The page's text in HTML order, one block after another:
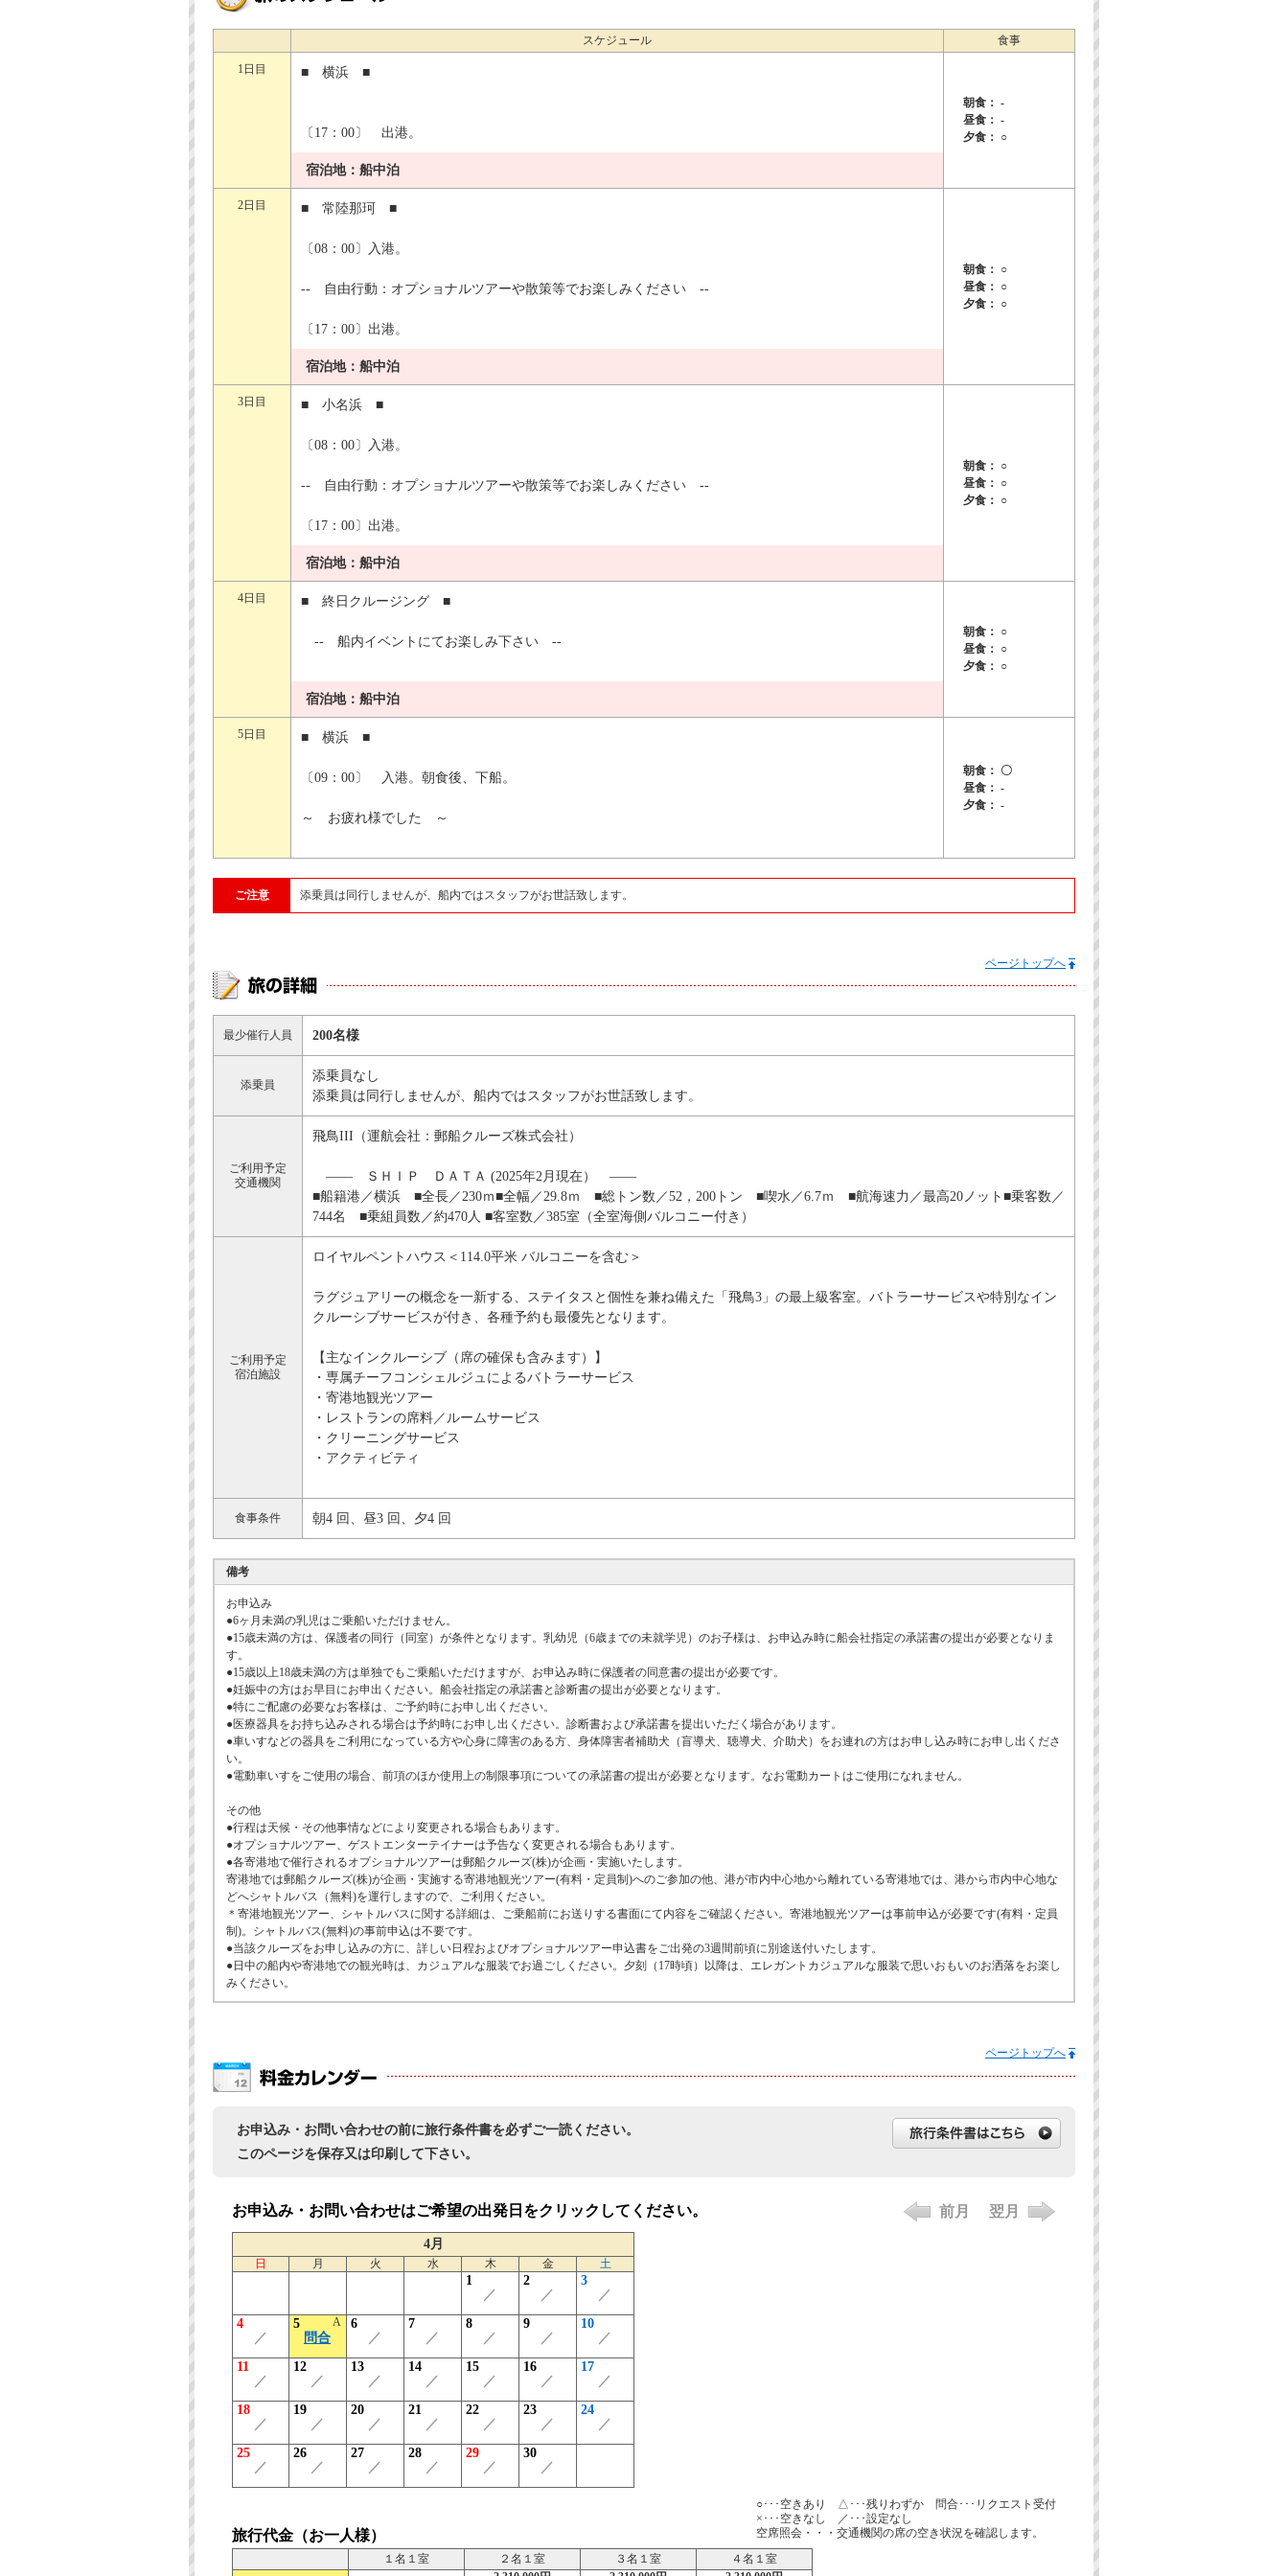
スケジュール 食事
1日目 ■ 横浜 ■
〔17：00〕 出港。
宿泊地：船中泊
朝食： -
昼食： -
夕食： ○
2日目 ■ 常陸那珂 ■
〔08：00〕入港。
-- 自由行動：オプショナルツアーや散策等でお楽しみください --
〔17：00〕出港。
宿泊地：船中泊
朝食： ○
昼食： ○
夕食： ○
3日目 ■ 小名浜 ■
〔08：00〕入港。
-- 自由行動：オプショナルツアーや散策等でお楽しみください --
〔17：00〕出港。
宿泊地：船中泊
朝食： ○
昼食： ○
夕食： ○
4日目 ■ 終日クルージング ■
-- 船内イベントにてお楽しみ下さい --
宿泊地：船中泊
朝食： ○
昼食： ○
夕食： ○
5日目 ■ 横浜 ■
〔09：00〕 入港。朝食後、下船。
～ お疲れ様でした ～
朝食： 〇
昼食： -
夕食： -
ご注意 添乗員は同行しませんが、船内ではスタッフがお世話致します。
ページトップへ
最少催行人員 200名様
添乗員
添乗員なし
添乗員は同行しませんが、船内ではスタッフがお世話致します。
ご利用予定
交通機関
飛鳥III（運航会社：郵船クルーズ株式会社）
―― ＳＨＩＰ ＤＡＴＡ (2025年2月現在） ――
■船籍港／横浜 ■全長／230ｍ■全幅／29.8ｍ ■総トン数／52，200トン ■喫水／6.7ｍ ■航海速力／最高20ノット■乗客数／
744名 ■乗組員数／約470人 ■客室数／385室（全室海側バルコニー付き）
ご利用予定
宿泊施設
ロイヤルペントハウス＜114.0平米 バルコニーを含む＞
ラグジュアリーの概念を一新する、ステイタスと個性を兼ね備えた「飛鳥3」の最上級客室。バトラーサービスや特別なイン
クルーシブサービスが付き、各種予約も最優先となります。
【主なインクルーシブ（席の確保も含みます）】
・専属チーフコンシェルジュによるバトラーサービス
・寄港地観光ツアー
・レストランの席料／ルームサービス
・クリーニングサービス
・アクティビティ
食事条件 朝4 回、昼3 回、夕4 回
備考
お申込み
●6ヶ月未満の乳児はご乗船いただけません。
●15歳未満の方は、保護者の同行（同室）が条件となります。乳幼児（6歳までの未就学児）のお子様は、お申込み時に船会社指定の承諾書の提出が必要となりま
す。
●15歳以上18歳未満の方は単独でもご乗船いただけますが、お申込み時に保護者の同意書の提出が必要です。
●妊娠中の方はお早目にお申出ください。船会社指定の承諾書と診断書の提出が必要となります。
●特にご配慮の必要なお客様は、ご予約時にお申し出ください。
●医療器具をお持ち込みされる場合は予約時にお申し出ください。診断書および承諾書を提出いただく場合があります。
●車いすなどの器具をご利用になっている方や心身に障害のある方、身体障害者補助犬（盲導犬、聴導犬、介助犬）をお連れの方はお申し込み時にお申し出くださ
い。
●電動車いすをご使用の場合、前項のほか使用上の制限事項についての承諾書の提出が必要となります。なお電動カートはご使用になれません。
その他
●行程は天候・その他事情などにより変更される場合もあります。
●オプショナルツアー、ゲストエンターテイナーは予告なく変更される場合もあります。
●各寄港地で催行されるオプショナルツアーは郵船クルーズ(株)が企画・実施いたします。
寄港地では郵船クルーズ(株)が企画・実施する寄港地観光ツアー(有料・定員制)へのご参加の他、港が市内中心地から離れている寄港地では、港から市内中心地な
どへシャトルバス（無料)を運行しますので、ご利用ください。
＊寄港地観光ツアー、シャトルバスに関する詳細は、ご乗船前にお送りする書面にて内容をご確認ください。寄港地観光ツアーは事前申込が必要です(有料・定員
制)。シャトルバス(無料)の事前申込は不要です。
●当該クルーズをお申し込みの方に、詳しい日程およびオプショナルツアー申込書をご出発の3週間前頃に別途送付いたします。
●日中の船内や寄港地での観光時は、カジュアルな服装でお過ごしください。夕刻（17時頃）以降は、エレガントカジュアルな服装で思いおもいのお洒落をお楽し
みください。
ページトップへ
お申込み・お問い合わせの前に旅行条件書を必ずご一読ください。
このページを保存又は印刷して下さい。
お申込み・お問い合わせはご希望の出発日をクリックしてください。 前月 翌月
4月
日 月 火 水 木 金 土
1
／
2
／
3
／
4
／
5 A
問合
6
／
7
／
8
／
9
／
10
／
11
／
12
／
13
／
14
／
15
／
16
／
17
／
18
／
19
／
20
／
21
／
22
／
23
／
24
／
25
／
26
／
27
／
28
／
29
／
30
／
○･･･空きあり △･･･残りわずか 問合･･･リクエスト受付
×･･･空きなし ／･･･設定なし
空席照会・・・交通機関の席の空き状況を確認します。
旅行代金（お一人様）
１名１室 ２名１室 ３名１室
４名１室